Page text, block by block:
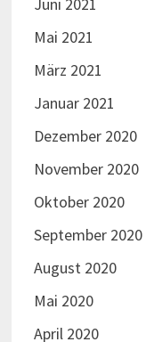
Juni 2021
Mai 2021
März 2021
Januar 2021
Dezember 2020
November 2020
Oktober 2020
September 2020
August 2020
Mai 2020
April 2020